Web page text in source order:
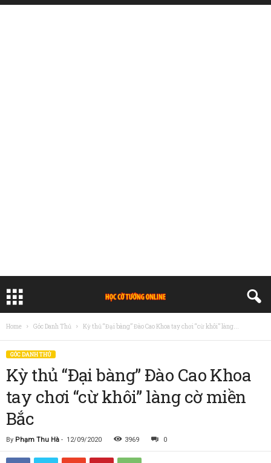
Home Góc Danh Thủ Kỳ thủ “Đại bàng” Đào Cao Khoa tay chơi “cừ khôi” làng...
GÓC DANH THỦ
Kỳ thủ “Đại bàng” Đào Cao Khoa
tay chơi “cừ khôi” làng cờ miền
Bắc
By Phạm Thu Hà - 12/09/2020 3969 0